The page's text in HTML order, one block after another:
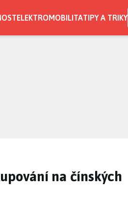
ELEKTROMOBILITATIPY A TRIKY
na čínských